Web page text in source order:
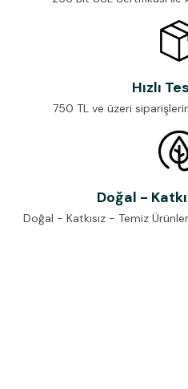
Hızlı
750 TL ve üzeri
Doğal -
Doğal - Katkısız - Temiz